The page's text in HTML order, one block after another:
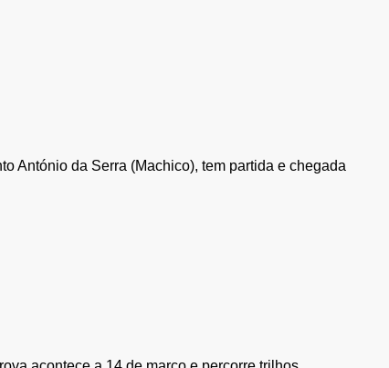
António da Serra (Machico), tem partida e chegada